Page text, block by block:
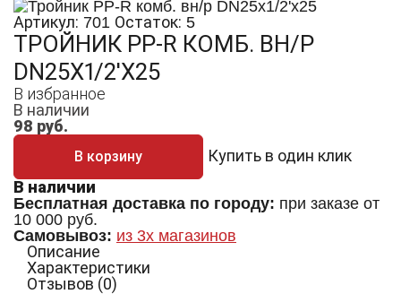
Артикул: 701 Остаток: 5
ТРОЙНИК PP-R КОМБ. ВН/Р
DN25Х1/2'Х25
В избранное
В наличии
98 руб.
В корзину
Купить в один клик
В наличии
Бесплатная доставка по городу: при заказе от
10 000 руб.
Самовывоз: из 3х магазинов
Описание
Характеристики
Отзывов (0)